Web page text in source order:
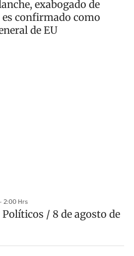
exabogado de
confirmado como
de EU
2:00 Hrs
Políticos / 8 de agosto de